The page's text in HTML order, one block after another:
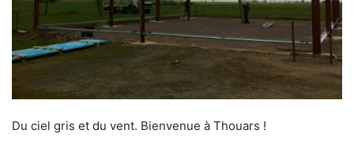
Du ciel gris et du vent. Bienvenue à Thouars !